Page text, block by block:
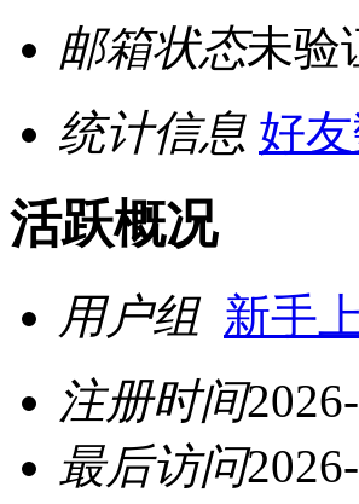
邮箱状态未验
统计信息 好
活跃概况
用户组 新手
注册时间
最后访问